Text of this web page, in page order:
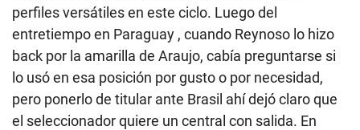
perfiles versátiles en este ciclo. Luego del
entretiempo en Paraguay , cuando Reynoso lo hizo
back por la amarilla de Araujo, cabía preguntarse si
lo usó en esa posición por gusto o por necesidad,
pero ponerlo de titular ante Brasil ahí dejó claro que
el seleccionador quiere un central con salida. En